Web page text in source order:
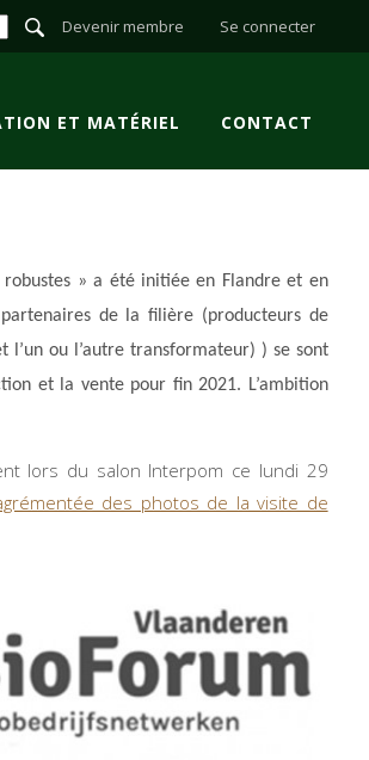
Devenir membre Se connecter
ET MATÉRIEL CONTACT
» a été initiée en Flandre et en
de la filière (producteurs de
l’un ou l’autre transformateur) ) se sont
et la vente pour fin 2021. L’ambition
lors du salon Interpom ce lundi 29
des photos de la visite de